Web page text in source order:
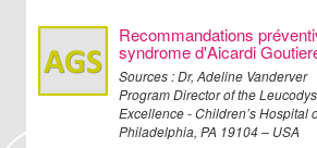
Recommandations
syndrome d'Aicardi
Sources : Dr, Adeline Vanderver
Program Director of the
Excellence - Children’s Hospital
Philadelphia, PA 19104 – USA